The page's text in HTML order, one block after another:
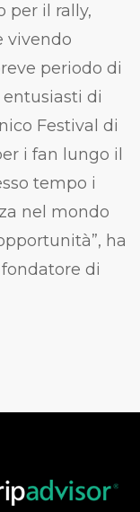
per il rally,
vivendo
periodo di
entusiasti di
Festival di
i fan lungo il
tempo i
nel mondo
ha
di